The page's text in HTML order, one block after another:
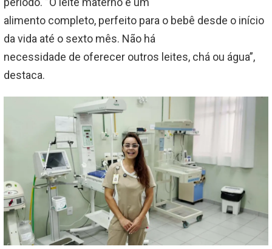
alimento completo, perfeito para o bebê desde o início
da vida até o sexto mês. Não há
necessidade de oferecer outros leites, chá ou água”,
destaca.